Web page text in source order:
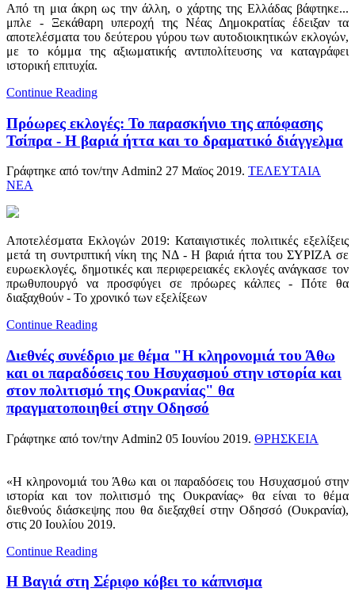
Από τη μια άκρη ως την άλλη, ο χάρτης της Ελλάδας βάφτηκε...
μπλε - Ξεκάθαρη υπεροχή της Νέας Δημοκρατίας έδειξαν τα
αποτελέσματα του δεύτερου γύρου των αυτοδιοικητικών εκλογών,
με το κόμμα της αξιωματικής αντιπολίτευσης να καταγράφει
ιστορική επιτυχία.
Continue Reading
Πρόωρες εκλογές: Το παρασκήνιο της απόφασης
Τσίπρα - Η βαριά ήττα και το δραματικό διάγγελμα
Γράφτηκε από τον/την Admin2 27 Μαϊος 2019. ΤΕΛΕΥΤΑΙΑ
ΝΕΑ
Αποτελέσματα Eκλογών 2019: Καταιγιστικές πολιτικές εξελίξεις
μετά τη συντριπτική νίκη της ΝΔ - Η βαριά ήττα του ΣΥΡΙΖΑ σε
ευρωεκλογές, δημοτικές και περιφερειακές εκλογές ανάγκασε τον
πρωθυπουργό να προσφύγει σε πρόωρες κάλπες - Πότε θα
διαξαχθούν - Το χρονικό των εξελίξεων
Continue Reading
Διεθνές συνέδριο με θέμα "Η κληρονομιά του Άθω
και οι παραδόσεις του Ησυχασμού στην ιστορία και
στον πολιτισμό της Ουκρανίας" θα
πραγματοποιηθεί στην Οδησσό
Γράφτηκε από τον/την Admin2 05 Ιουνίου 2019. ΘΡΗΣΚΕΙΑ
«Η κληρονομιά του Άθω και οι παραδόσεις του Ησυχασμού στην
ιστορία και τον πολιτισμό της Ουκρανίας» θα είναι το θέμα
διεθνούς διάσκεψης που θα διεξαχθεί στην Οδησσό (Ουκρανία),
στις 20 Ιουλίου 2019.
Continue Reading
Η Βαγιά στη Σέριφο κόβει το κάπνισμα